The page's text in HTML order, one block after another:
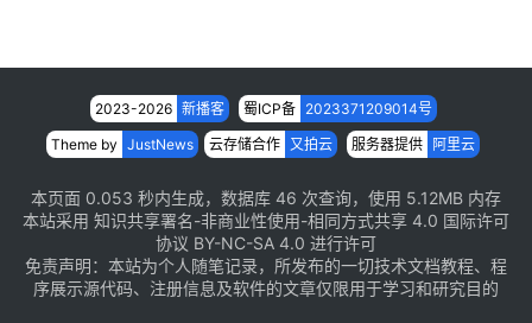
2023-2026 新播客 蜀ICP备 2023371 209014号
Theme by JustNews 云存储合作 又拍云 服务器提供 阿里云
本页面 0.053 秒内生成，数据库 46 次查询，使用 5.12MB 内存
本站采用 知识共享署名-非商业性使用-相同方式共享 4.0 国际许可
协议 BY-NC-SA 4.0 进行许可
免责声明：本站为个人随笔记录，所发布的一切技术文档教程、程
序展示源代码、注册信息及软件的文章仅限用于学习和研究目的